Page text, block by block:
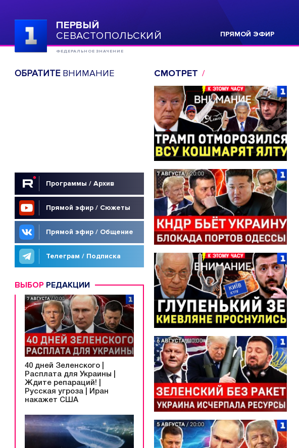
ПЕРВЫЙ
СЕВАСТОПОЛЬСКИЙ
ФЕДЕРАЛЬНОЕ ЗНАЧЕНИЕ
ПРЯМОЙ ЭФИР
ОБРАТИТЕВНИМАНИЕ
Программы / Архив
Прямой эфир / Сюжеты
Прямой эфир / Общение
Телеграм / Подписка
ВЫБОР РЕДАКЦИИ
40 дней Зеленского |
Расплата для Украины |
Ждите репараций! |
Русская угроза | Иран
накажет США
СМОТРЕТ